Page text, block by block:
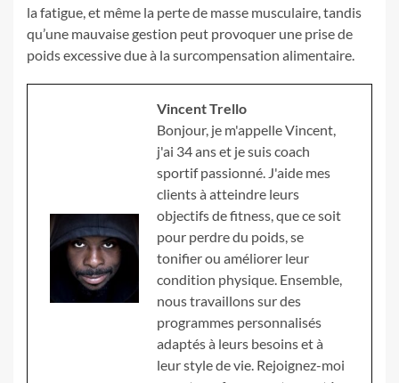
la fatigue, et même la perte de masse musculaire, tandis
qu’une mauvaise gestion peut provoquer une prise de
poids excessive due à la surcompensation alimentaire.
Vincent Trello
Bonjour, je m'appelle Vincent,
j'ai 34 ans et je suis coach
sportif passionné. J'aide mes
clients à atteindre leurs
objectifs de fitness, que ce soit
pour perdre du poids, se
tonifier ou améliorer leur
condition physique. Ensemble,
nous travaillons sur des
programmes personnalisés
adaptés à leurs besoins et à
leur style de vie. Rejoignez-moi